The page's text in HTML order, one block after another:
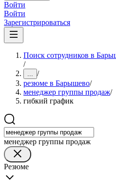
Войти
Войти
Зарегистрироваться
Поиск сотрудников в
/
... /
резюме в Барышево/
менеджер группы продаж/
гибкий график
менеджер группы продаж
Резюме